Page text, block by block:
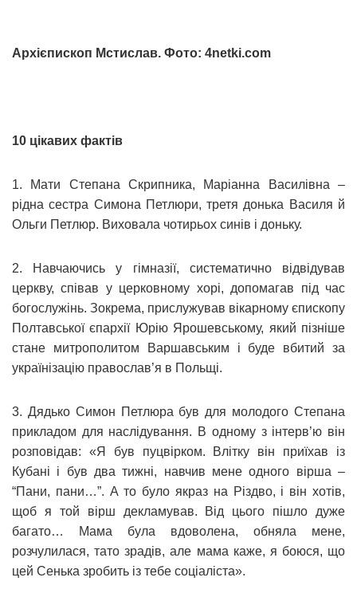
Архієпископ Мстислав. Фото: 4netki.com
10 цікавих фактів
1. Мати Степана Скрипника, Маріанна Василівна –
рідна сестра Симона Петлюри, третя донька Василя й
Ольги Петлюр. Виховала чотирьох синів і доньку.
2. Навчаючись у гімназії, систематично відвідував
церкву, співав у церковному хорі, допомагав під час
богослужінь. Зокрема, прислужував вікарному єпископу
Полтавської єпархії Юрію Ярошевському, який пізніше
стане митрополитом Варшавським і буде вбитий за
українізацію православ’я в Польщі.
3. Дядько Симон Петлюра був для молодого Степана
прикладом для наслідування. В одному з інтерв’ю він
розповідав: «Я був пуцвірком. Влітку він приїхав із
Кубані і був два тижні, навчив мене одного вірша –
“Пани, пани…”. А то було якраз на Різдво, і він хотів,
щоб я той вірш декламував. Від цього пішло дуже
багато… Мама була вдоволена, обняла мене,
розчулилася, тато зрадів, але мама каже, я боюся, що
цей Сенька зробить із тебе соціаліста».